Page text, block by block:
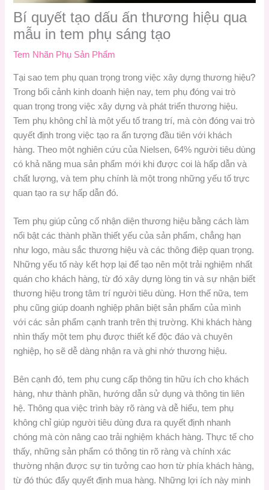
Bí quyết tạo dấu ấn thương hiệu qua
mẫu in tem phụ sáng tạo
Tem Nhãn Phụ Sản Phẩm
Tại sao tem phụ quan trọng trong việc xây dựng thương hiệu?
Trong bối cảnh kinh doanh hiện nay, tem phụ đóng vai trò
quan trọng trong việc xây dựng và phát triển thương hiệu.
Tem phụ không chỉ là một yếu tố trang trí, mà còn đóng vai trò
quyết định trong việc tạo ra ấn tượng đầu tiên với khách
hàng. Theo một nghiên cứu của Nielsen, 64% người tiêu dùng
có khả năng mua sản phẩm mới khi được coi là hấp dẫn và
chất lượng, và tem phụ chính là một trong những yếu tố trực
quan tạo ra sự hấp dẫn đó.
Tem phụ giúp củng cố nhận diện thương hiệu bằng cách làm
nổi bật các thành phần thiết yếu của sản phẩm, chẳng hạn
như logo, màu sắc thương hiệu và các thông điệp quan trọng.
Những yếu tố này kết hợp lại để tạo nên một trải nghiệm nhất
quán cho khách hàng, từ đó xây dựng lòng tin và sự nhận biết
thương hiệu trong tâm trí người tiêu dùng. Hơn thế nữa, tem
phụ cũng giúp doanh nghiệp phân biệt sản phẩm của mình
với các sản phẩm cạnh tranh trên thị trường. Khi khách hàng
nhìn thấy một tem phụ được thiết kế độc đáo và chuyên
nghiệp, họ sẽ dễ dàng nhận ra và ghi nhớ thương hiệu.
Bên cạnh đó, tem phụ cung cấp thông tin hữu ích cho khách
hàng, như thành phần, hướng dẫn sử dụng và thông tin liên
hệ. Thông qua việc trình bày rõ ràng và dễ hiểu, tem phụ
không chỉ giúp người tiêu dùng đưa ra quyết định nhanh
chóng mà còn nâng cao trải nghiệm khách hàng. Thực tế cho
thấy, những sản phẩm có thông tin rõ ràng và chính xác
thường nhận được sự tin tưởng cao hơn từ phía khách hàng,
từ đó thúc đẩy quyết định mua hàng. Những lợi ích này minh